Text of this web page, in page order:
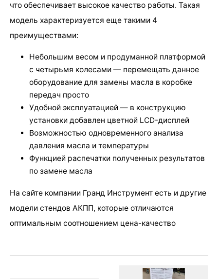
что обеспечивает высокое качество работы. Такая
модель характеризуется еще такими 4
преимуществами:
Небольшим весом и продуманной платформой
с четырьмя колесами — перемещать данное
оборудование для замены масла в коробке
передач просто
Удобной эксплуатацией — в конструкцию
установки добавлен цветной LCD-дисплей
Возможностью одновременного анализа
давления масла и температуры
Функцией распечатки полученных результатов
по замене масла
На сайте компании Гранд Инструмент есть и другие
модели стендов АКПП, которые отличаются
оптимальным соотношением цена-качество